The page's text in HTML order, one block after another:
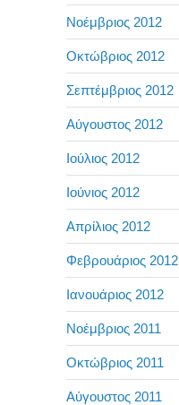
Νοέμβριος 2012
Οκτώβριος 2012
Σεπτέμβριος 2012
Αύγουστος 2012
Ιούλιος 2012
Ιούνιος 2012
Απρίλιος 2012
Φεβρουάριος 2012
Ιανουάριος 2012
Νοέμβριος 2011
Οκτώβριος 2011
Αύγουστος 2011